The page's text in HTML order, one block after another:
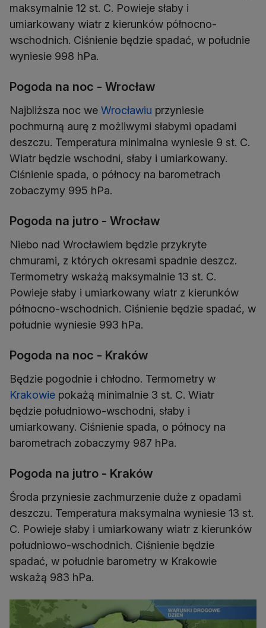
maksymalnie 12 st. C. Powieje słaby i
umiarkowany wiatr z kierunków północno-
wschodnich. Ciśnienie będzie spadać, w południe
wyniesie 998 hPa.
Pogoda na noc - Wrocław
Najbliższa noc we Wrocławiu przyniesie
pochmurną aurę z możliwymi słabymi opadami
deszczu. Temperatura minimalna wyniesie 9 st. C.
Wiatr będzie wschodni, słaby i umiarkowany.
Ciśnienie spada, o północy na barometrach
zobaczymy 995 hPa.
Pogoda na jutro - Wrocław
Niebo nad Wrocławiem będzie przykryte
chmurami, z których okresami spadnie deszcz.
Termometry wskażą maksymalnie 13 st. C.
Powieje słaby i umiarkowany wiatr z kierunków
północno-wschodnich. Ciśnienie będzie spadać, w
południe wyniesie 993 hPa.
Pogoda na noc - Kraków
Będzie pogodnie i chłodno. Termometry w
Krakowie pokażą minimalnie 3 st. C. Wiatr
będzie południowo-wschodni, słaby i
umiarkowany. Ciśnienie spada, o północy na
barometrach zobaczymy 987 hPa.
Pogoda na jutro - Kraków
Środa przyniesie zachmurzenie duże z opadami
deszczu. Temperatura maksymalna wyniesie 13 st.
C. Powieje słaby i umiarkowany wiatr z kierunków
południowo-wschodnich. Ciśnienie będzie
spadać, w południe barometry w Krakowie
wskażą 983 hPa.